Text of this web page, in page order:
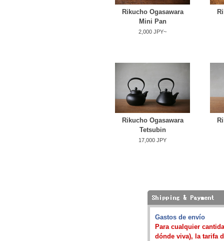
Rikucho Ogasawara
Mini Pan
2,000 JPY~
Rikucho Ogasawara
Tetsubin
17,000 JPY
Gastos de envío
Para cualquier
dónde viva), la tarifa